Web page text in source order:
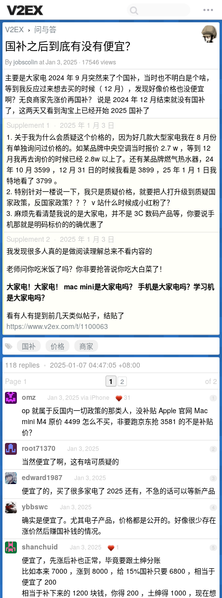
V2EX › 问与答
国补之后到底有没有便宜？
Byjobscolin at Jan 3, 2025 · 17546 views
主要是大家电 2024 年 9 月突然来了个国补，当时也不明白是个啥，
等到我反应过来想去买的时候（ 12 月），发现好像价格也没便宜
啊？无良商家先涨价再国补？ 说是 2024 年 12 月结束就没有国补
了，这两天又看到淘宝上已经开始 2025 国补了
Supplement 1 · 2025 年 1 月 3 日
1. 关于我为什么会质疑这个价格的，因为好几款大型家电我在 8 月份
有单独询问过价格的。如某品牌中央空调当时报价 2.7 w ，等到 12
月我再去询价的时候已经 2.8w 以上了。还有某品牌燃气热水器，24
年 10 月 3599 ，12 月 31 日的时候我看是 3899 ，25 年 1 月 1 日我
特地看了 3799 。
2. 特别针对一楼说一下，我只是质疑价格，就要把人打升级到质疑国
家政策，反国家政策？？？ v 站什么时候成小红粉了？
3. 麻烦先看清楚我说的是大家电，并不是 3C 数码产品等，你要说手
机那就是明码标价的的确优惠了
Supplement 2 · 2025 年 1 月 3 日
我发现很多人真的是做阅读理解总来不看内容的
老师问你吃米饭了吗？你非要抢答说你吃大白菜了！
大家电！大家电！ mac mini是大家电吗？ 手机是大家电吗？学习机
是大家电吗？
看有人有提到前几天类似帖子，结贴了
https://www.v2ex.com/t/1100063
国补
价格
商家
118 replies • 2025-01-07 04:47:05 +08:00
Page 1
of 2
1 2
1
omz Jan 3, 2025 via iPhone 31
op 就属于反国内一切政策的那类人，没补贴 Apple 官网 Mac
mini M4 原价 4499 怎么不买，非要跑京东抢 3581 的不是补贴
价？
2
root71370 Jan 3, 2025
当然便宜了啊，这有啥可质疑的
3
edward1987 Jan 3, 2025
便宜了的，买了很多家电了 2025 还有，不急的话可以等新产品
4
ybbswc Jan 3, 2025
确实是便宜了。尤其电子产品，价格都是公开的。好像很少存在
涨价然后赚国补钱的情况。
5
shanchuid Jan 3, 2025 1
便宜了，先涨后补也正常，毕竟要跟土绅分账
比如本来 7000 ，涨到 8000 ，给 15%国补只要 6800 ，相当于
便宜了 200
相当于补下来的 1200 块钱，你得 200 ，土绅得 1000 ，现在想